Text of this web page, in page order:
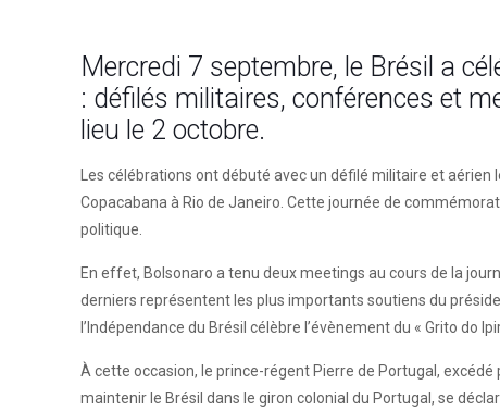
Mercredi 7 septembre, le Brésil a
: défilés militaires, conférences et
lieu le 2 octobre.
Les célébrations ont débuté avec un défilé militaire et aérien
Copacabana à Rio de Janeiro. Cette journée de
politique.
En effet, Bolsonaro a tenu deux meetings au cours de la
derniers représentent les plus importants soutiens du
l’Indépendance du Brésil célèbre l’évènement du « Grito do
À cette occasion, le prince-régent Pierre de Portugal,
maintenir le Brésil dans le giron colonial du Portugal, se